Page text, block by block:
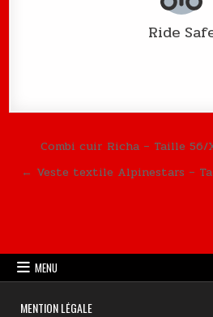
Ride
Navigation de
Combi cuir Richa – Taille 56/
← Veste textile Alpinestars –
MENU
MENTION LÉGALE